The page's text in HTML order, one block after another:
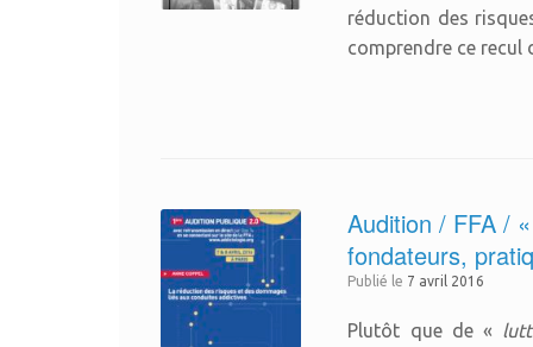
réduction des
comprendre ce recul
Audition / FFA /
fondateurs,
Publié le 7 avril 2016
Plutôt que de «